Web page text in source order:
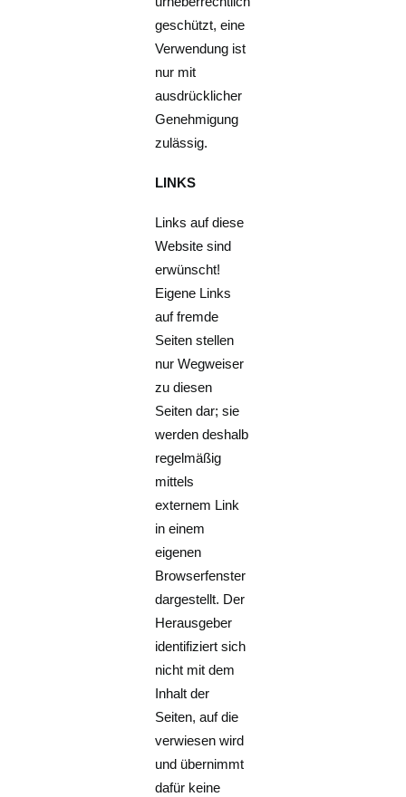
geschützt, eine
Verwendung ist
nur mit
ausdrücklicher
Genehmigung
zulässig.
LINKS
Links auf diese
Website sind
erwünscht!
Eigene Links
auf fremde
Seiten stellen
nur Wegweiser
zu diesen
Seiten dar; sie
werden deshalb
regelmäßig
mittels
externem Link
in einem
eigenen
Browserfenster
dargestellt. Der
Herausgeber
identifiziert sich
nicht mit dem
Inhalt der
Seiten, auf die
verwiesen wird
und übernimmt
dafür keine